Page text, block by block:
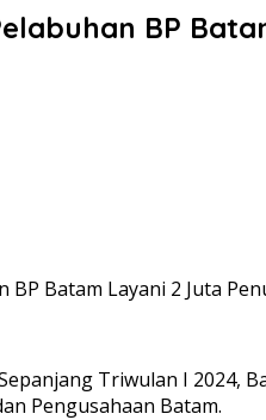
BP
BP Batam Layani 2 Juta
Triwulan I 2024,
Pengusahaan Batam.